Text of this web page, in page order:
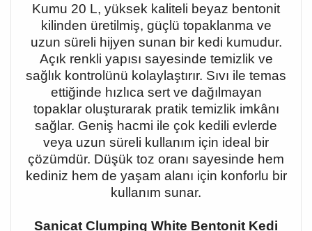
Kumu 20 L, yüksek kaliteli beyaz bentonit
kilinden üretilmiş, güçlü topaklanma ve
uzun süreli hijyen sunan bir kedi kumudur.
Açık renkli yapısı sayesinde temizlik ve
sağlık kontrolünü kolaylaştırır. Sıvı ile temas
ettiğinde hızlıca sert ve dağılmayan
topaklar oluşturarak pratik temizlik imkânı
sağlar. Geniş hacmi ile çok kedili evlerde
veya uzun süreli kullanım için ideal bir
çözümdür. Düşük toz oranı sayesinde hem
kediniz hem de yaşam alanı için konforlu bir
kullanım sunar.
Sanicat Clumping White Bentonit Kedi